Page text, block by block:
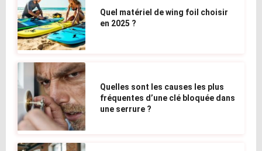
Quel matériel de wing foil choisir
en 2025 ?
Quelles sont les causes les plus
fréquentes d’une clé bloquée dans
une serrure ?